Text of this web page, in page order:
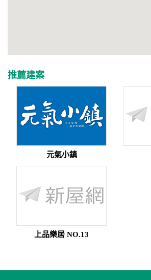
推薦建案
元氣小鎮
上品樂居 NO.13